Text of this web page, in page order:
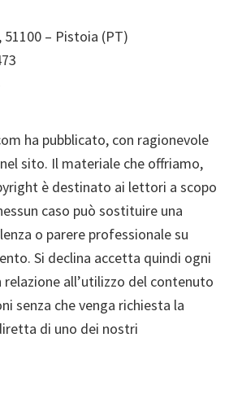
– Pistoia (PT)
ha pubblicato, con ragionevole
sito. Il materiale che offriamo,
è destinato ai lettori a scopo
caso può sostituire una
o parere professionale su
Si declina accetta quindi ogni
relazione all’utilizzo del contenuto
senza che venga richiesta la
di uno dei nostri